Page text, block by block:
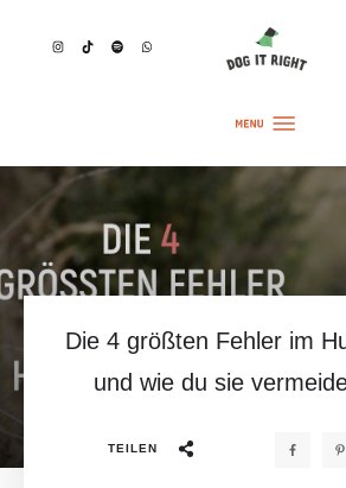
Die 4 größten Fehler im
und wie du sie
TEILEN